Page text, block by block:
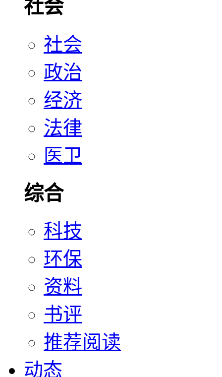
社会
社会
政治
经济
法律
医卫
综合
科技
环保
资料
书评
推荐阅读
动态